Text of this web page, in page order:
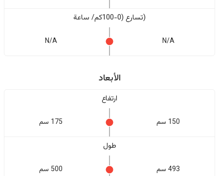
(تسارع (0-100كم/ ساعة
N/A
N/A
الأبعاد
ارتفاع
150 سم 175 سم
طول
493 سم 500 سم